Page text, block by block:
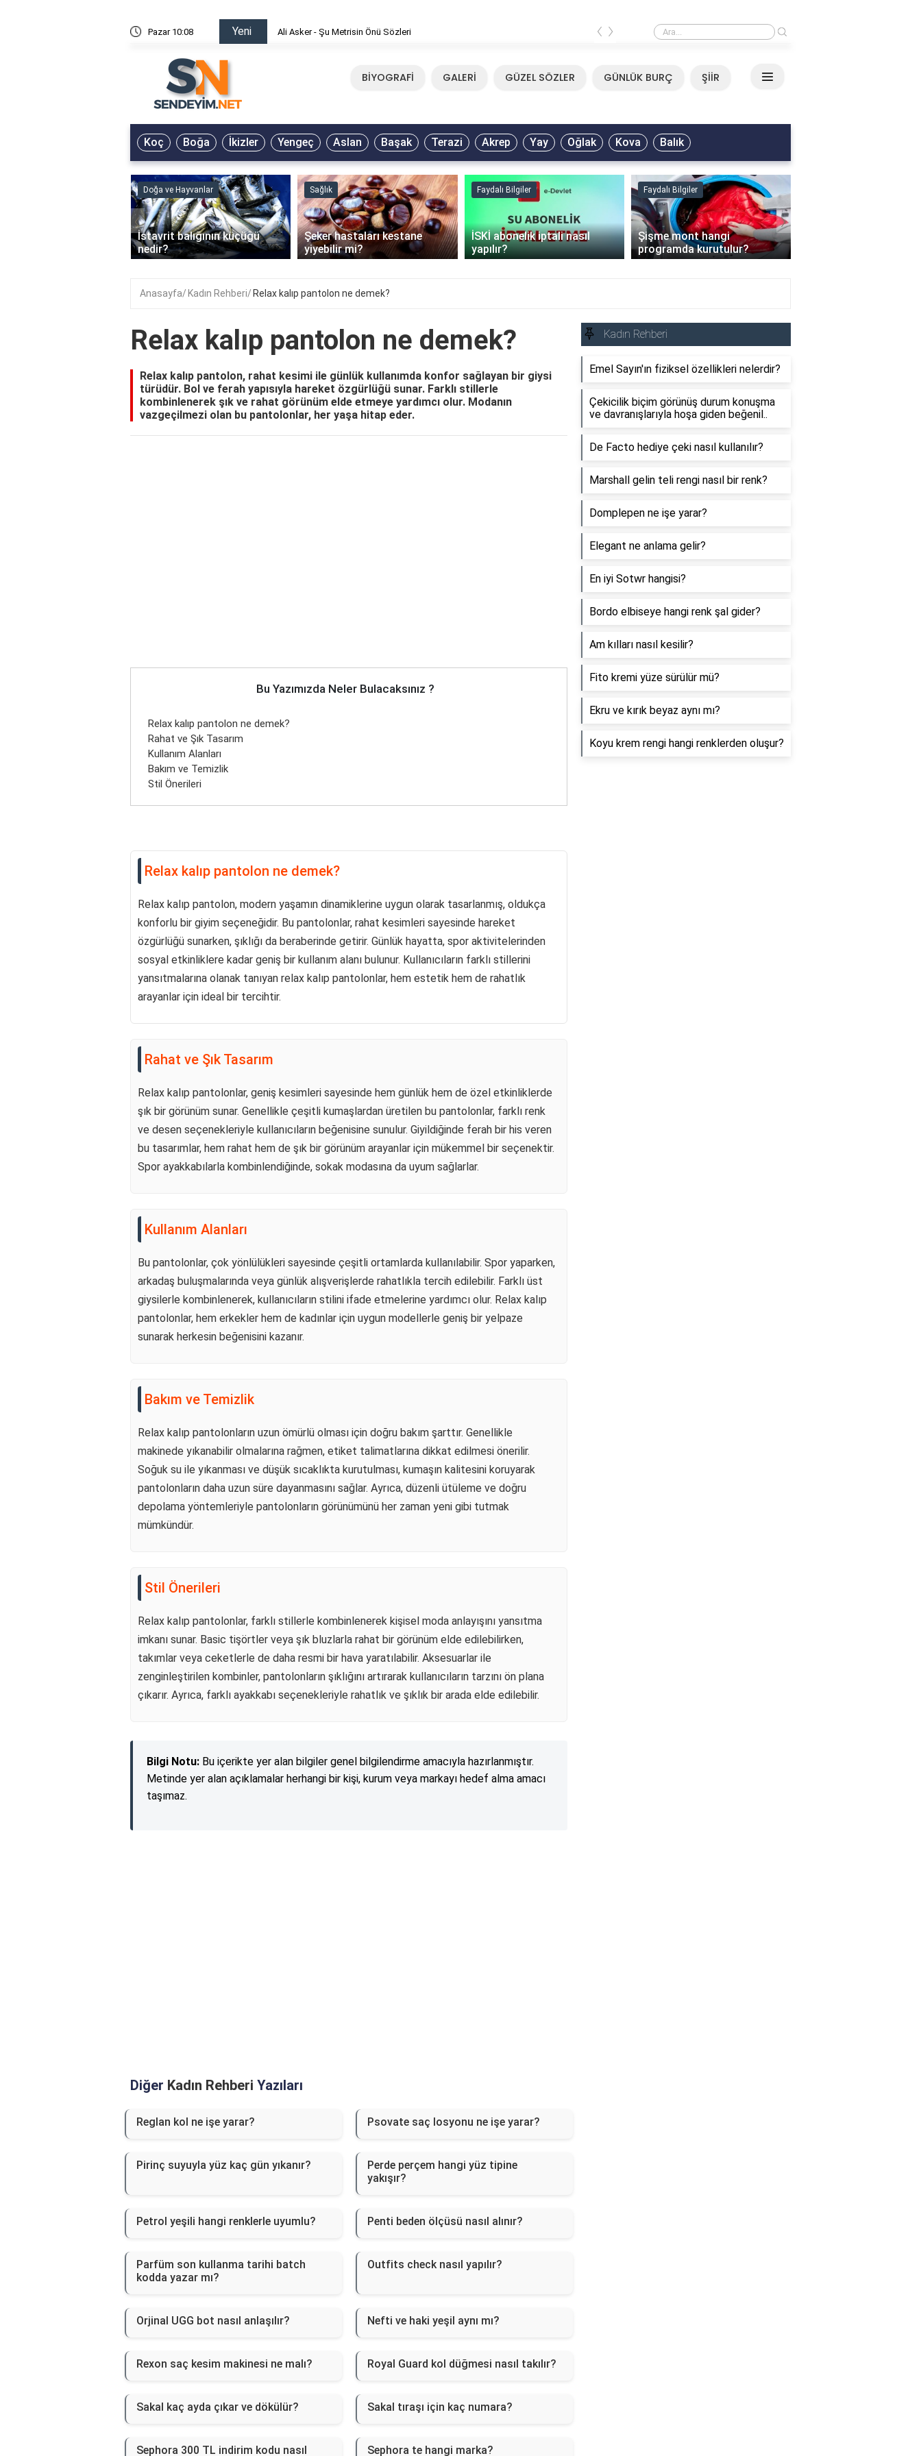
Pazar 10:08 Yeni Ali Asker - Şu Metrisin Önü Sözleri Mirkelam - Tavla Sözleri
‹ ›
BİYOGRAFİ GALERİ GÜZEL SÖZLER GÜNLÜK BURÇ ŞİİR
Koç Boğa İkizler Yengeç Aslan Başak Terazi Akrep Yay Oğlak Kova Balık
Doğa ve Hayvanlar
İstavrit balığının küçüğü
nedir?
Sağlık
Şeker hastaları kestane
yiyebilir mi?
Faydalı Bilgiler
İSKİ abonelik iptali nasıl
yapılır?
Faydalı Bilgiler
Şişme mont hangi
programda kurutulur?
‹ ›
Anasayfa Kadın Rehberi Relax kalıp pantolon ne demek?
Relax kalıp pantolon ne demek?
Relax kalıp pantolon, rahat kesimi ile günlük kullanımda konfor sağlayan bir giysi
türüdür. Bol ve ferah yapısıyla hareket özgürlüğü sunar. Farklı stillerle
kombinlenerek şık ve rahat görünüm elde etmeye yardımcı olur. Modanın
vazgeçilmezi olan bu pantolonlar, her yaşa hitap eder.
Bu Yazımızda Neler Bulacaksınız ?
Relax kalıp pantolon ne demek?
Rahat ve Şık Tasarım
Kullanım Alanları
Bakım ve Temizlik
Stil Önerileri
Relax kalıp pantolon ne demek?
Relax kalıp pantolon, modern yaşamın dinamiklerine uygun olarak tasarlanmış, oldukça
konforlu bir giyim seçeneğidir. Bu pantolonlar, rahat kesimleri sayesinde hareket
özgürlüğü sunarken, şıklığı da beraberinde getirir. Günlük hayatta, spor aktivitelerinden
sosyal etkinliklere kadar geniş bir kullanım alanı bulunur. Kullanıcıların farklı stillerini
yansıtmalarına olanak tanıyan relax kalıp pantolonlar, hem estetik hem de rahatlık
arayanlar için ideal bir tercihtir.
Rahat ve Şık Tasarım
Relax kalıp pantolonlar, geniş kesimleri sayesinde hem günlük hem de özel etkinliklerde
şık bir görünüm sunar. Genellikle çeşitli kumaşlardan üretilen bu pantolonlar, farklı renk
ve desen seçenekleriyle kullanıcıların beğenisine sunulur. Giyildiğinde ferah bir his veren
bu tasarımlar, hem rahat hem de şık bir görünüm arayanlar için mükemmel bir seçenektir.
Spor ayakkabılarla kombinlendiğinde, sokak modasına da uyum sağlarlar.
Kullanım Alanları
Bu pantolonlar, çok yönlülükleri sayesinde çeşitli ortamlarda kullanılabilir. Spor yaparken,
arkadaş buluşmalarında veya günlük alışverişlerde rahatlıkla tercih edilebilir. Farklı üst
giysilerle kombinlenerek, kullanıcıların stilini ifade etmelerine yardımcı olur. Relax kalıp
pantolonlar, hem erkekler hem de kadınlar için uygun modellerle geniş bir yelpaze
sunarak herkesin beğenisini kazanır.
Bakım ve Temizlik
Relax kalıp pantolonların uzun ömürlü olması için doğru bakım şarttır. Genellikle
makinede yıkanabilir olmalarına rağmen, etiket talimatlarına dikkat edilmesi önerilir.
Soğuk su ile yıkanması ve düşük sıcaklıkta kurutulması, kumaşın kalitesini koruyarak
pantolonların daha uzun süre dayanmasını sağlar. Ayrıca, düzenli ütüleme ve doğru
depolama yöntemleriyle pantolonların görünümünü her zaman yeni gibi tutmak
mümkündür.
Stil Önerileri
Relax kalıp pantolonlar, farklı stillerle kombinlenerek kişisel moda anlayışını yansıtma
imkanı sunar. Basic tişörtler veya şık bluzlarla rahat bir görünüm elde edilebilirken,
takımlar veya ceketlerle de daha resmi bir hava yaratılabilir. Aksesuarlar ile
zenginleştirilen kombinler, pantolonların şıklığını artırarak kullanıcıların tarzını ön plana
çıkarır. Ayrıca, farklı ayakkabı seçenekleriyle rahatlık ve şıklık bir arada elde edilebilir.
Bilgi Notu: Bu içerikte yer alan bilgiler genel bilgilendirme amacıyla hazırlanmıştır.
Metinde yer alan açıklamalar herhangi bir kişi, kurum veya markayı hedef alma amacı
taşımaz.
Diğer Kadın Rehberi Yazıları
Reglan kol ne işe yarar? Psovate saç losyonu ne işe yarar?
Pirinç suyuyla yüz kaç gün yıkanır?
Perde perçem hangi yüz tipine
yakışır?
Petrol yeşili hangi renklerle uyumlu? Penti beden ölçüsü nasıl alınır?
Parfüm son kullanma tarihi batch
kodda yazar mı?
Outfits check nasıl yapılır?
Orjinal UGG bot nasıl anlaşılır? Nefti ve haki yeşil aynı mı?
Rexon saç kesim makinesi ne malı? Royal Guard kol düğmesi nasıl takılır?
Sakal kaç ayda çıkar ve dökülür? Sakal tıraşı için kaç numara?
Sephora 300 TL indirim kodu nasıl Sephora te hangi marka?
Kadın Rehberi
Emel Sayın'ın fiziksel özellikleri nelerdir?
Çekicilik biçim görünüş durum konuşma
ve davranışlarıyla hoşa giden beğenil..
De Facto hediye çeki nasıl kullanılır?
Marshall gelin teli rengi nasıl bir renk?
Domplepen ne işe yarar?
Elegant ne anlama gelir?
En iyi Sotwr hangisi?
Bordo elbiseye hangi renk şal gider?
Am kılları nasıl kesilir?
Fito kremi yüze sürülür mü?
Ekru ve kırık beyaz aynı mı?
Koyu krem rengi hangi renklerden oluşur?